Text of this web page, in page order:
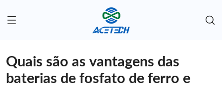
Quais são as vantagens das
baterias de fosfato de ferro e